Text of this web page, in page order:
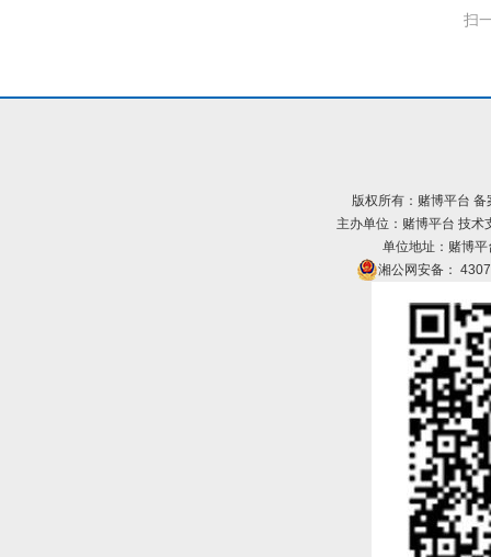
扫
版权所有：赌博平台 备
主办单位：赌博平台 技术
单位地址：赌博
湘公网安备：